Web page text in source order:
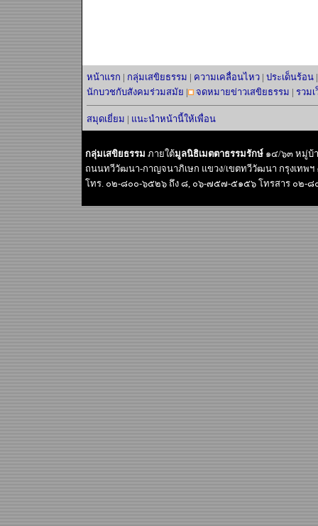
หน้าแรก | กลุ่มเสขิยธรรม | ความเคลื่อนไหว | ประเด็นร้อน
นักบวชกับสังคมร่วมสมัย | จดหมายข่าวเสขิยธรรม | รวม
สมุดเยี่ยม | แนะนำหน้านี้ให้เพื่อน
กลุ่มเสขิยธรรม ภายใต้มูลนิธิเมตตาธรรมรักษ์ ๑๔/๖๓ หมู่บ้
ถนนทวีวัฒนา-กาญจนาภิเษก แขวง/เขตทวีวัฒนา กรุงเทพฯ
โทร. ๐๒-๘๐๐-๖๕๒๖ ถึง ๘, ๐๖-๗๕๗-๕๑๕๖ โทรสาร ๐๒-